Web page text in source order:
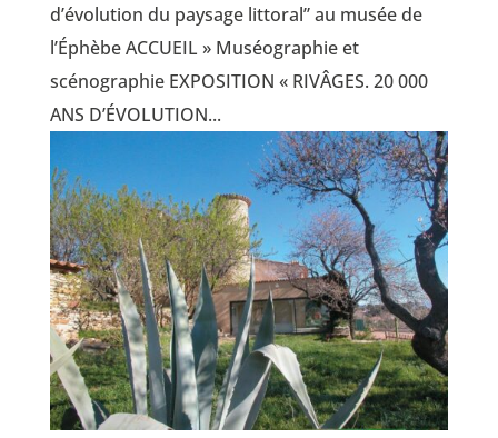
d’évolution du paysage littoral” au musée de
l’Éphèbe ACCUEIL » Muséographie et
scénographie EXPOSITION « RIVÂGES. 20 000
ANS D’ÉVOLUTION...